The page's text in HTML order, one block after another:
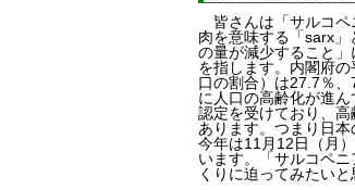
皆さんは「サルコペ
肉を意味する「sarx
の量が減少すること
を指します。内閣府
口の割合）は27.7％
に人口の高齢化が進
認定を受けており、
あります。つまり日
今年は11月12日（月
います。「サルコペ
くりに迫ってみたいと